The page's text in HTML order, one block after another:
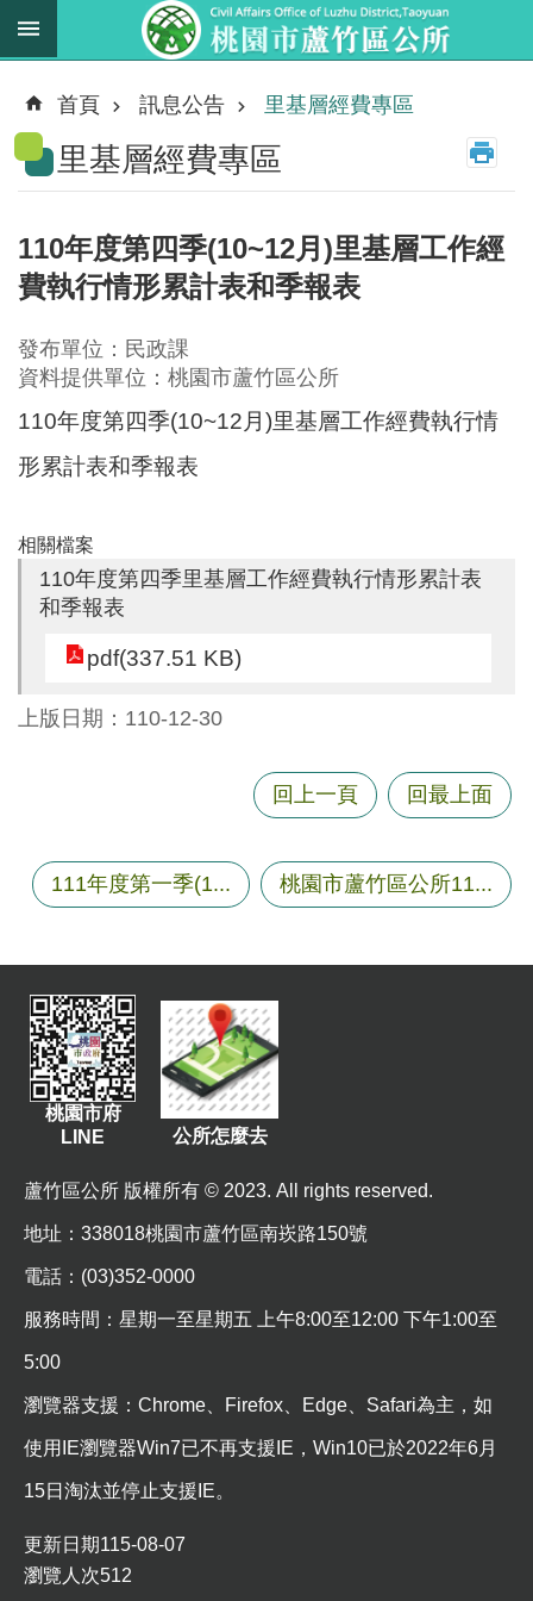
跳到主要內容區塊
新
消
息
務
職
掌
法
規
資
料
搜
尋
竹
區
息
公
活
便
民
資
關
通
錄
相
關
料
首
頁
網
首頁 訊息公告 里基層經費專區
里基層經費專區
110年度第四季(10~12月)里基層工作經
費執行情形累計表和季報表
發布單位：民政課
資料提供單位：桃園市蘆竹區公所
110年度第四季(10~12月)里基層工作經費執行情
形累計表和季報表
相關檔案
110年度第四季里基層工作經費執行情形累計表
和季報表
pdf(337.51 KB)
上版日期：110-12-30
回上一頁 回最上面
111年度第一季(1... 桃園市蘆竹區公所11...
桃園市府
LINE
公所怎麼去
蘆竹區公所 版權所有 © 2023. All rights reserved.
地址 ：338018桃園市蘆竹區南崁路150號
電話：(03)352-0000
服務時間：星期一至星期五 上午8:00至12:00 下午1:00至
5:00
瀏覽器支援：Chrome、Firefox、Edge、Safari為主，如
使用IE瀏覽器Win7已不再支援IE，Win10已於2022年6月
15日淘汰並停止支援IE。
更新日期115-08-07
瀏覽人次512